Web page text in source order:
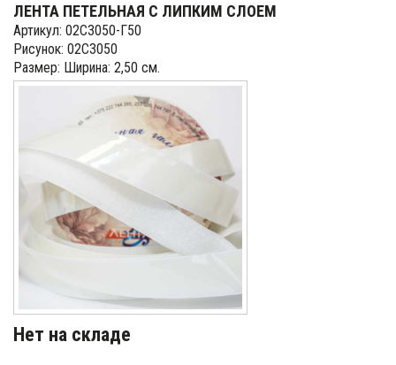
ЛЕНТА ПЕТЕЛЬНАЯ С ЛИПКИМ СЛОЕМ
Артикул: 02С3050-Г50
Рисунок: 02С3050
Размер: Ширина: 2,50 см.
Нет на складе